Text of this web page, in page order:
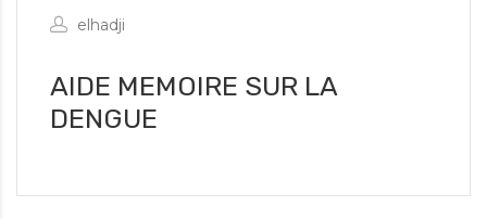
elhadji
AIDE MEMOIRE SUR LA
DENGUE